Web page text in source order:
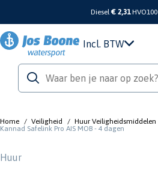
Diesel€ 2,31 HVO100
Incl. BTW
Home / Veiligheid / Huur Veiligheidsmiddelen
Kannad Safelink Pro AIS MOB - 4 dagen
Huur